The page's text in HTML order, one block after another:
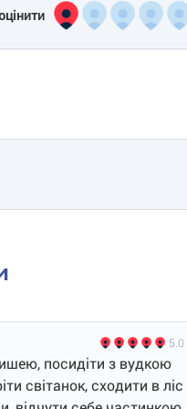
5.0
посидіти з вудкою
світанок, сходити в ліс